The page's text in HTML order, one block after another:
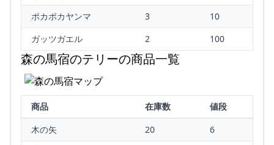
ポカポカヤンマ
3
10
ガッツガエル
2 100
森の馬宿のテリーの商品一覧
商品 在庫数
値段
木の矢
20
6